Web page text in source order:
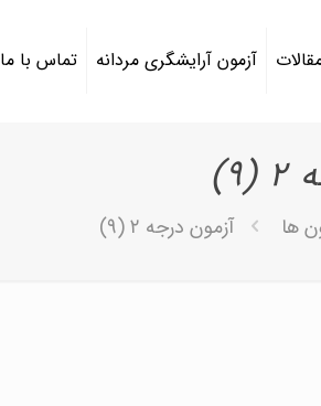
آزمون آرایشگری مردانه تماس با ما
ها آزمون درجه ۲ (9)